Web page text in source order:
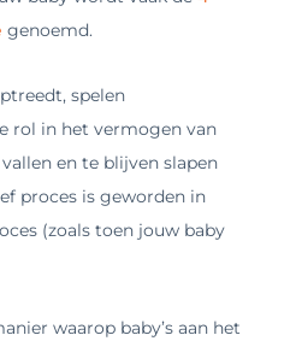
genoemd.
spelen
rol in het vermogen van
en te blijven slapen
proces is geworden in
(zoals toen jouw baby
waarop baby’s aan het